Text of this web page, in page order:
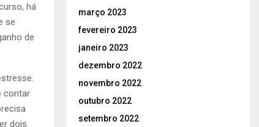
há
se
de
contar
dois
março 2023
fevereiro 2023
janeiro 2023
dezembro 2022
novembro 2022
outubro 2022
setembro 2022